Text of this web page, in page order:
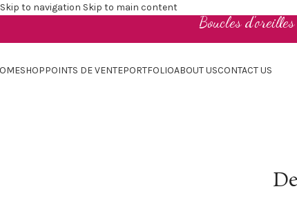
Skip to navigation Skip to main content
Boucles
SHOPPOINTS DE VENTEPORTFOLIOABOUT USCONTACT US